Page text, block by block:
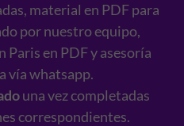
material en PDF para
por nuestro equipo,
Paris en PDF y asesoría
vía whatsapp.
una vez completadas
correspondientes.